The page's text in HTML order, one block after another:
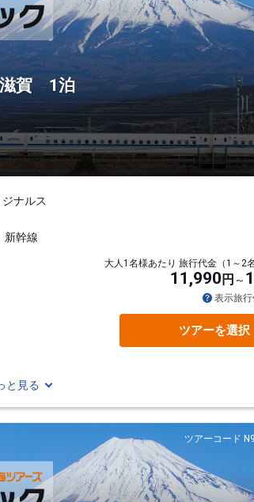
滋賀 1泊
ナルス
新幹線
大人1名様あたり 旅行代金（1～2
11,990 円
表示旅
ツアーを選択
と見る
ツアーコード